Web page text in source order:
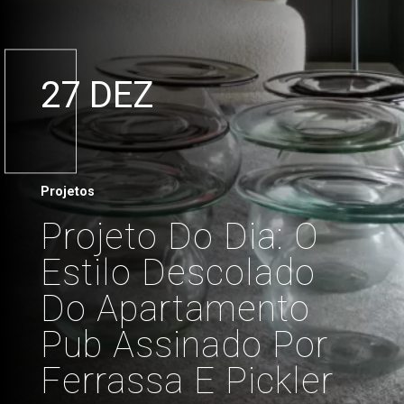
27 DEZ
Projetos
Projeto Do Dia: O
Estilo Descolado
Do Apartamento
Pub Assinado Por
Ferrassa E Pickler